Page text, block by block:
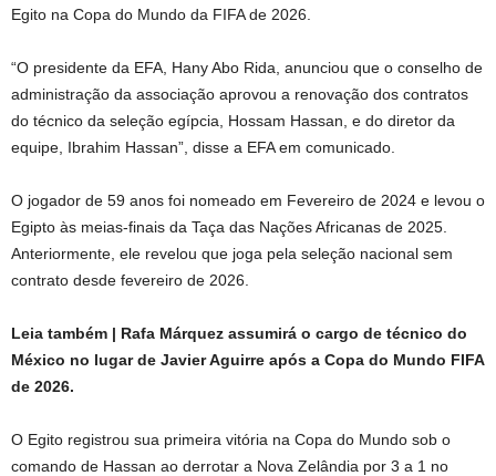
Egito na Copa do Mundo da FIFA de 2026.
“O presidente da EFA, Hany Abo Rida, anunciou que o conselho de
administração da associação aprovou a renovação dos contratos
do técnico da seleção egípcia, Hossam Hassan, e do diretor da
equipe, Ibrahim Hassan”, disse a EFA em comunicado.
O jogador de 59 anos foi nomeado em Fevereiro de 2024 e levou o
Egipto às meias-finais da Taça das Nações Africanas de 2025.
Anteriormente, ele revelou que joga pela seleção nacional sem
contrato desde fevereiro de 2026.
Leia também | Rafa Márquez assumirá o cargo de técnico do
México no lugar de Javier Aguirre após a Copa do Mundo FIFA
de 2026.
O Egito registrou sua primeira vitória na Copa do Mundo sob o
comando de Hassan ao derrotar a Nova Zelândia por 3 a 1 no